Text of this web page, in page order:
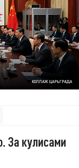
КОЛЛАЖ ЦАРЬГРАДА
За кулисами